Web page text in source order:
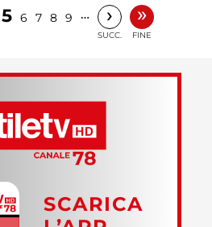
5 6 7 8 9 … ›
SUCC.
»
FINE
SCARICA